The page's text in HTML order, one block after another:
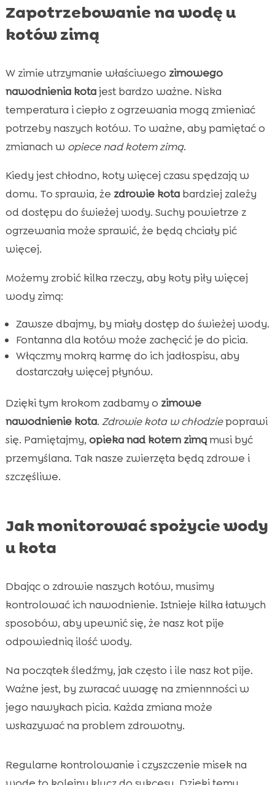
Zapotrzebowanie na wodę u
kotów zimą
W zimie utrzymanie właściwego zimowego
nawodnienia kotajest bardzo ważne. Niska
temperatura i ciepło z ogrzewania mogą zmieniać
potrzeby naszych kotów. To ważne, aby pamiętać o
zmianach w opiece nad kotem zimą.
Kiedy jest chłodno, koty więcej czasu spędzają w
domu. To sprawia, że zdrowie kotabardziej zależy
od dostępu do świeżej wody. Suchy powietrze z
ogrzewania może sprawić, że będą chciały pić
więcej.
Możemy zrobić kilka rzeczy, aby koty piły więcej
wody zimą:
Zawsze dbajmy, by miały dostęp do świeżej wody.
Fontanna dla kotów może zachęcić je do picia.
Włączmy mokrą karmę do ich jadłospisu, aby
dostarczały więcej płynów.
Dzięki tym krokom zadbamy o zimowe
nawodnienie kota. Zdrowie kota w chłodziepoprawi
się. Pamiętajmy, opieka nad kotem zimąmusi być
przemyślana. Tak nasze zwierzęta będą zdrowe i
szczęśliwe.
Jak monitorować spożycie wody
u kota
Dbając o zdrowie naszych kotów, musimy
kontrolować ich nawodnienie. Istnieje kilka łatwych
sposobów, aby upewnić się, że nasz kot pije
odpowiednią ilość wody.
Na początek śledźmy, jak często i ile nasz kot pije.
Ważne jest, by zwracać uwagę na zmiennności w
jego nawykach picia. Każda zmiana może
wskazywać na problem zdrowotny.
Regularne kontrolowanie i czyszczenie misek na